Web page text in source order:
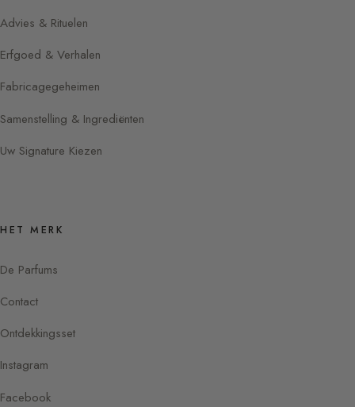
Advies & Rituelen
Erfgoed & Verhalen
Fabricagegeheimen
Samenstelling & Ingrediënten
Uw Signature Kiezen
HET MERK
De Parfums
Contact
Ontdekkingsset
Instagram
Facebook